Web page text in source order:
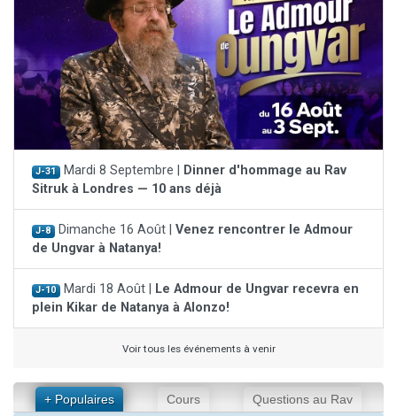
J-31 Mardi 8 Septembre |
Dinner d'hommage au Rav
Sitruk à Londres — 10 ans déjà
J-8 Dimanche 16 Août | Venez rencontrer le Admour
de Ungvar à Natanya!
J-10 Mardi 18 Août |
Le Admour de Ungvar recevra en
plein Kikar de Natanya à Alonzo!
Voir tous les événements à venir
+ Populaires Cours Questions au Rav